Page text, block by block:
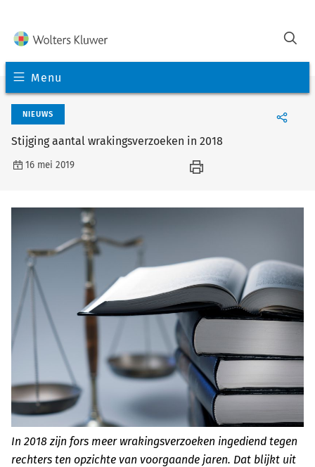
Menu
NIEUWS
Stijging aantal wrakingsverzoeken in 2018
16 mei 2019
In 2018 zijn fors meer wrakingsverzoeken ingediend tegen
rechters ten opzichte van voorgaande jaren. Dat blijkt uit